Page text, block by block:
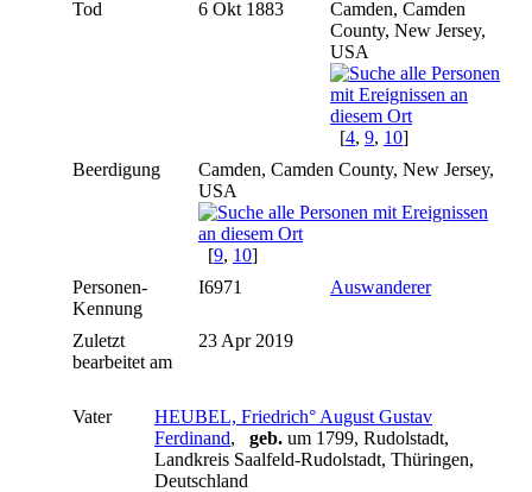
Tod 6 Okt 1883
Camden, Camden
County, New Jersey,
USA
[4, 9, 10]
Beerdigung
Camden, Camden County, New Jersey,
USA
[9, 10]
Personen-
Kennung
I6971 Auswanderer
Zuletzt
bearbeitet am
23 Apr 2019
Vater
HEUBEL, Friedrich° August Gustav
Ferdinand, geb. um 1799, Rudolstadt,
Landkreis Saalfeld-Rudolstadt, Thüringen,
Deutschland